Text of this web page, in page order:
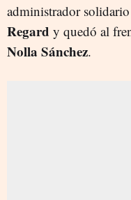
administrador solidario
Regard y quedó al
Nolla Sánchez.